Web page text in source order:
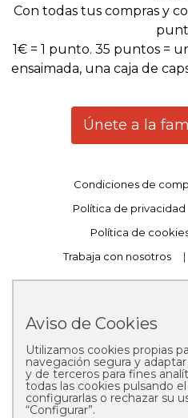
Con todas tus compras y
1€ = 1 punto. 35 puntos =
ensaimada, una caja de
Únete a la
Condiciones de
Política de privacidad
Política de
Trabaja con nosotros
|
Copyright © 2025
Aviso de Cookies
Utilizamos cookies propias
navegación segura y
y de terceros para fines
todas las cookies pulsando
configurarlas o rechazar su
“Configurar”.